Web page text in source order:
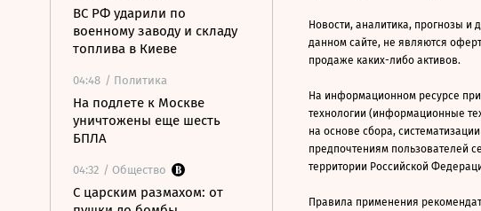
ВС РФ ударили по
военному заводу и складу
топлива в Киеве
04:48 / Политика
На подлете к Москве
уничтожены еще шесть
БПЛА
04:32 / Общество
С царским размахом: от
Новости, аналитика, прогнозы и
данном сайте, не являются
продаже каких-либо активов.
На информационном ресурсе
технологии (информационные
на основе сбора,
предпочтениям пользователей
территории Российской
Правила применения